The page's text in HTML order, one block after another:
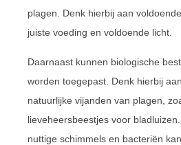
plagen. Denk hierbij aan
juiste voeding en voldoende licht.
Daarnaast kunnen biologische
worden toegepast. Denk hierbij
natuurlijke vijanden van plagen,
lieveheersbeestjes voor
nuttige schimmels en bacteriën